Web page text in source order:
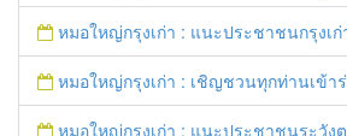
หมอใหญ่กรุงเก่า : แนะประชาชนกรุงเก่า "สงกรานต์ขับ
หมอใหญ่กรุงเก่า : เชิญชวนทุกท่านเข้าร่วมกิจกรรมวิ่งเพื่อสุขภาพ 7เมษา
หมอใหญ่กรุงเก่า : แนะประชาชนระวังตาพร่า ปวดศีรษะ ชาครึ่งซีก เสี่ยงอัมพ